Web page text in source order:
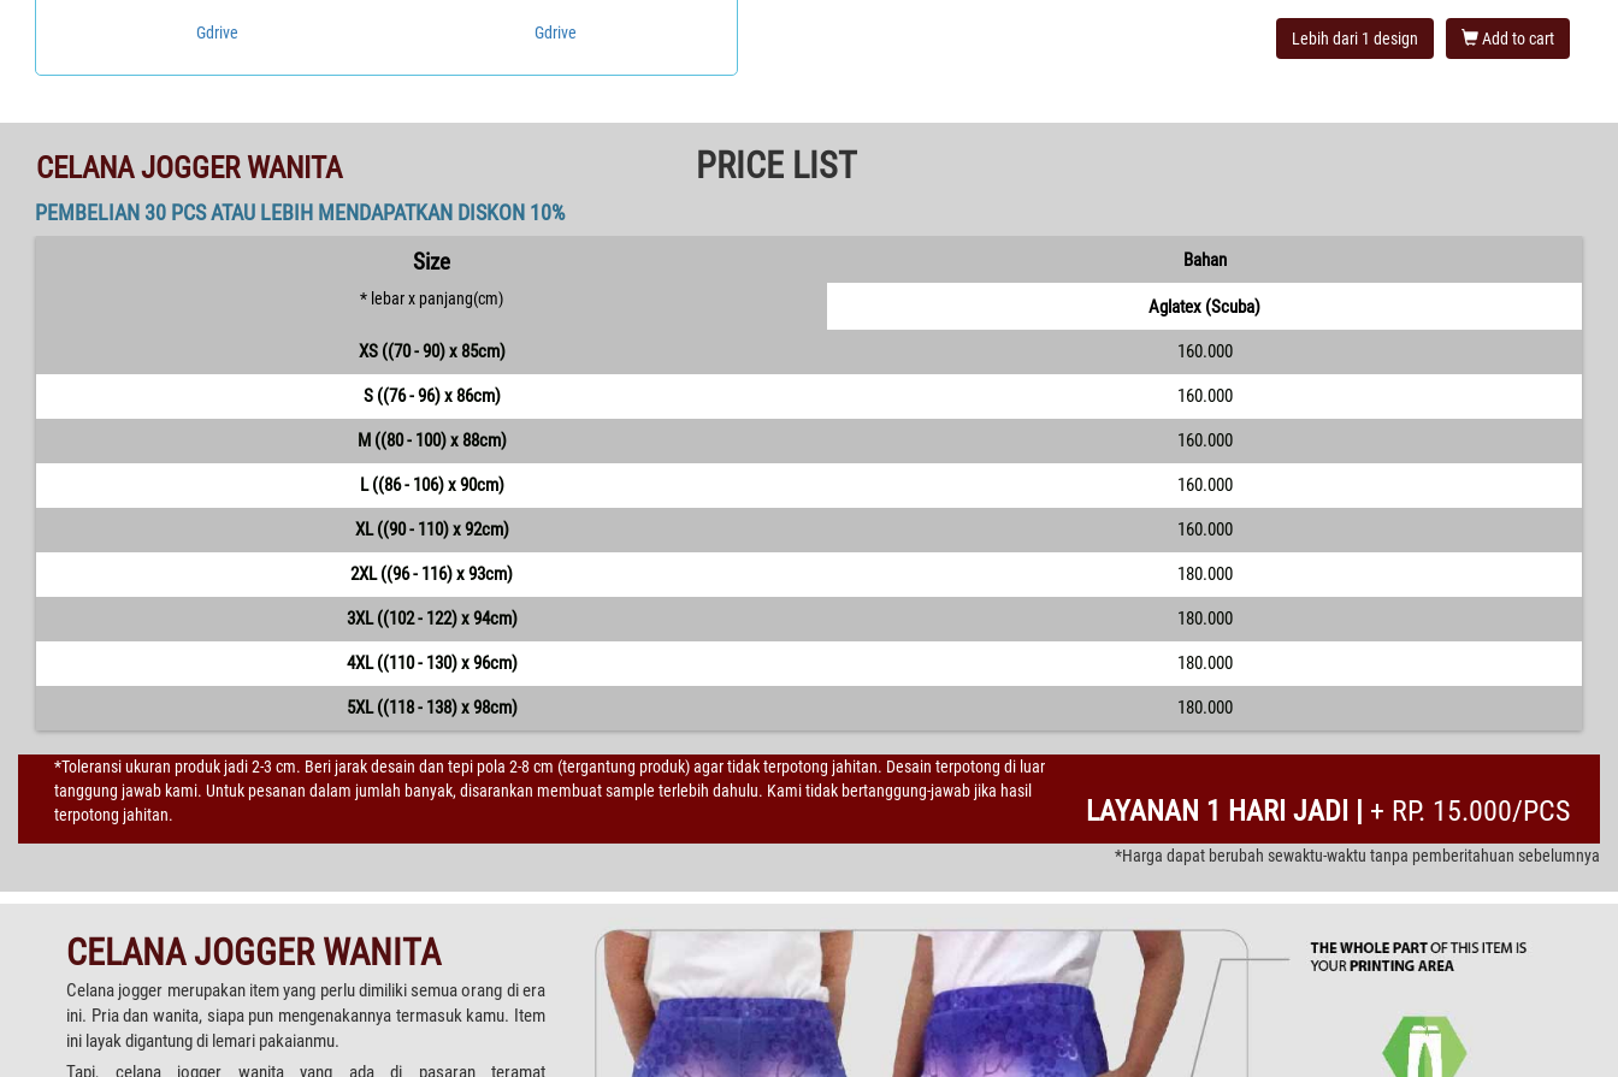
Gdrive Gdrive Add to cart
Lebih dari 1 design
CELANA JOGGER WANITA PRICE LIST
PEMBELIAN 30 PCS ATAU LEBIH MENDAPATKAN DISKON 10%
Size
* lebar x panjang(cm)
Bahan
Aglatex (Scuba)
XS ((70 - 90) x 85cm) 160.000
S ((76 - 96) x 86cm) 160.000
M ((80 - 100) x 88cm) 160.000
L ((86 - 106) x 90cm) 160.000
XL ((90 - 110) x 92cm) 160.000
2XL ((96 - 116) x 93cm) 180.000
3XL ((102 - 122) x 94cm) 180.000
4XL ((110 - 130) x 96cm) 180.000
5XL ((118 - 138) x 98cm) 180.000
*Toleransi ukuran produk jadi 2-3 cm. Beri jarak desain dan tepi pola 2-8 cm (tergantung produk) agar tidak terpotong jahitan. Desain terpotong di luar
tanggung jawab kami. Untuk pesanan dalam jumlah banyak, disarankan membuat sample terlebih dahulu. Kami tidak bertanggung-jawab jika hasil
terpotong jahitan.
LAYANAN 1 HARI JADI | + RP. 15.000/PCS
*Harga dapat berubah sewaktu-waktu tanpa pemberitahuan sebelumnya
CELANA JOGGER WANITA
Celana jogger merupakan item yang perlu dimiliki semua orang di era
ini. Pria dan wanita, siapa pun mengenakannya termasuk kamu. Item
ini layak digantung di lemari pakaianmu.
Tapi, celana jogger wanita yang ada di pasaran teramat